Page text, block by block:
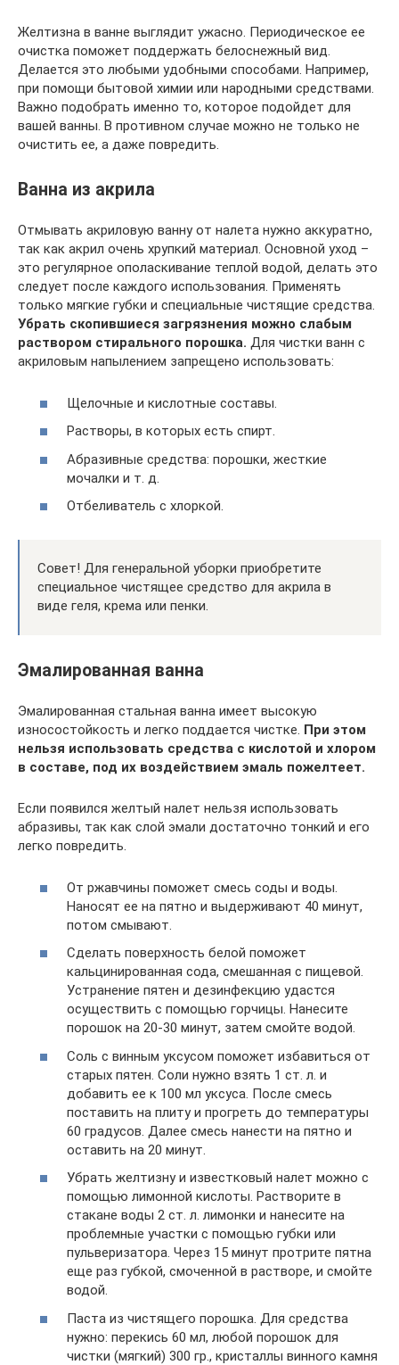
Желтизна в ванне выглядит ужасно. Периодическое ее
очистка поможет поддержать белоснежный вид.
Делается это любыми удобными способами. Например,
при помощи бытовой химии или народными средствами.
Важно подобрать именно то, которое подойдет для
вашей ванны. В противном случае можно не только не
очистить ее, а даже повредить.
Ванна из акрила
Отмывать акриловую ванну от налета нужно аккуратно,
так как акрил очень хрупкий материал. Основной уход –
это регулярное ополаскивание теплой водой, делать это
следует после каждого использования. Применять
только мягкие губки и специальные чистящие средства.
Убрать скопившиеся загрязнения можно слабым
раствором стирального порошка. Для чистки ванн с
акриловым напылением запрещено использовать:
Щелочные и кислотные составы.
Растворы, в которых есть спирт.
Абразивные средства: порошки, жесткие
мочалки и т. д.
Отбеливатель с хлоркой.
Совет! Для генеральной уборки приобретите
специальное чистящее средство для акрила в
виде геля, крема или пенки.
Эмалированная ванна
Эмалированная стальная ванна имеет высокую
износостойкость и легко поддается чистке. При этом
нельзя использовать средства с кислотой и хлором
в составе, под их воздействием эмаль пожелтеет.
Если появился желтый налет нельзя использовать
абразивы, так как слой эмали достаточно тонкий и его
легко повредить.
От ржавчины поможет смесь соды и воды.
Наносят ее на пятно и выдерживают 40 минут,
потом смывают.
Сделать поверхность белой поможет
кальцинированная сода, смешанная с пищевой.
Устранение пятен и дезинфекцию удастся
осуществить с помощью горчицы. Нанесите
порошок на 20-30 минут, затем смойте водой.
Соль с винным уксусом поможет избавиться от
старых пятен. Соли нужно взять 1 ст. л. и
добавить ее к 100 мл уксуса. После смесь
поставить на плиту и прогреть до температуры
60 градусов. Далее смесь нанести на пятно и
оставить на 20 минут.
Убрать желтизну и известковый налет можно с
помощью лимонной кислоты. Растворите в
стакане воды 2 ст. л. лимонки и нанесите на
проблемные участки с помощью губки или
пульверизатора. Через 15 минут протрите пятна
еще раз губкой, смоченной в растворе, и смойте
водой.
Паста из чистящего порошка. Для средства
нужно: перекись 60 мл, любой порошок для
чистки (мягкий) 300 гр., кристаллы винного камня